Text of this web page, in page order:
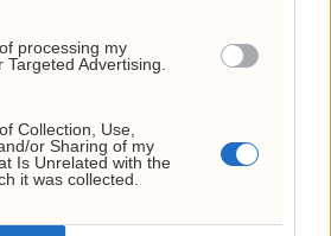
processing my
Advertising.
Collection, Use,
or Sharing of my
Is Unrelated with the
it was collected.
aksje: Kan ta av
Iran-pause
2026 - 12:17
fikk kvart million
House for
VM»-podkast –